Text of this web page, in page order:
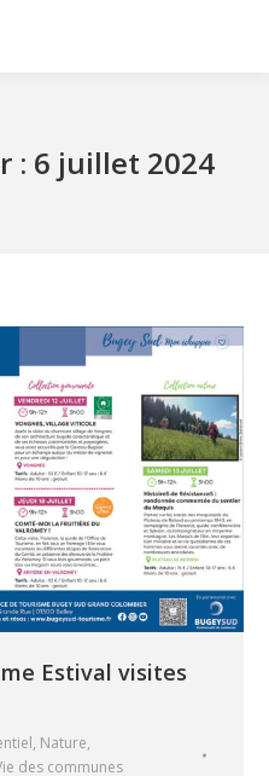
: 6 juillet 2024
Estival visites
, Nature,
des communes